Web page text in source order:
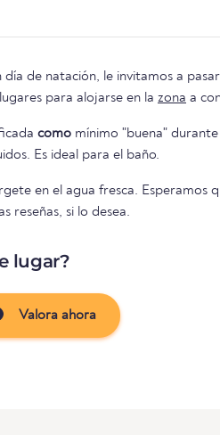
de natación, le invitamos a
lugares para alojarse en la zona a
como mínimo "buena"
Es ideal para el baño.
en el agua fresca. Esperamos
reseñas, si lo desea.
lugar?
Valora ahora